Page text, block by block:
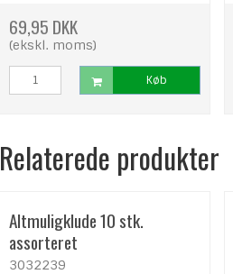
69,95 DKK
(ekskl. moms)
Køb
Relaterede produkter
Altmuligklude 10 stk.
assorteret
3032239